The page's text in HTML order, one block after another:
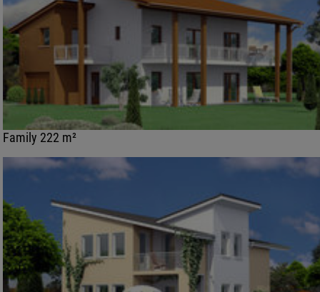
Family 222 m²